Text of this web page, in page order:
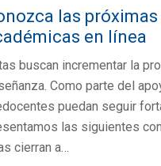
las
en línea
buscan incrementar la
Como parte del
puedan seguir
las siguientes
cierran a…